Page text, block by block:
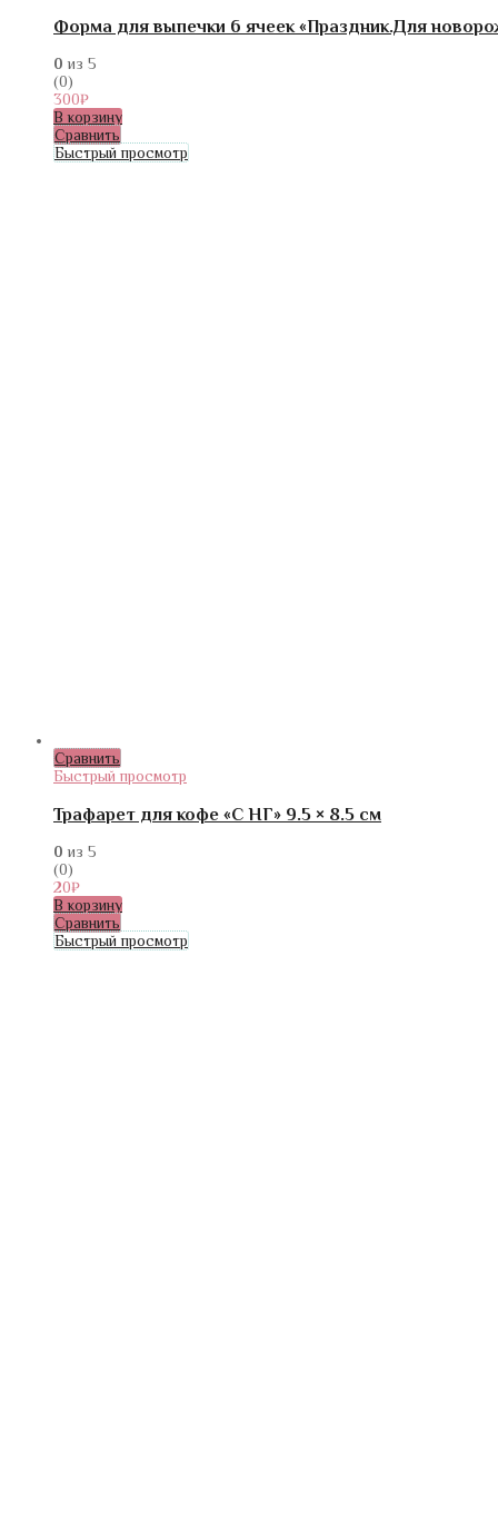
Форма для выпечки 6 ячеек «Праздник.Для
0 из 5
(0)
300₽
В корзину
Сравнить
Быстрый просмотр
Сравнить
Быстрый просмотр
Трафарет для кофе «С НГ» 9.5 × 8.5 см
0 из 5
(0)
20₽
В корзину
Сравнить
Быстрый просмотр